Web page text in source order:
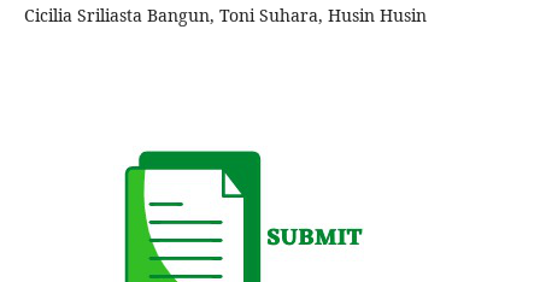
Cicilia Sriliasta Bangun, Toni Suhara, Husin Husin